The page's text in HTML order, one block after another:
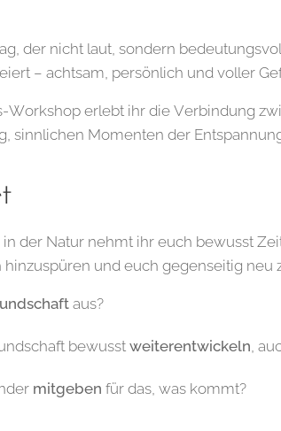
der nicht laut, sondern
– achtsam, persönlich und voller
Workshop erlebt ihr die Verbindung
sinnlichen Momenten der
der Natur nehmt ihr euch bewusst
und euch gegenseitig neu
aus?
bewusst weiterentwickeln,
mitgeben für das, was kommt?